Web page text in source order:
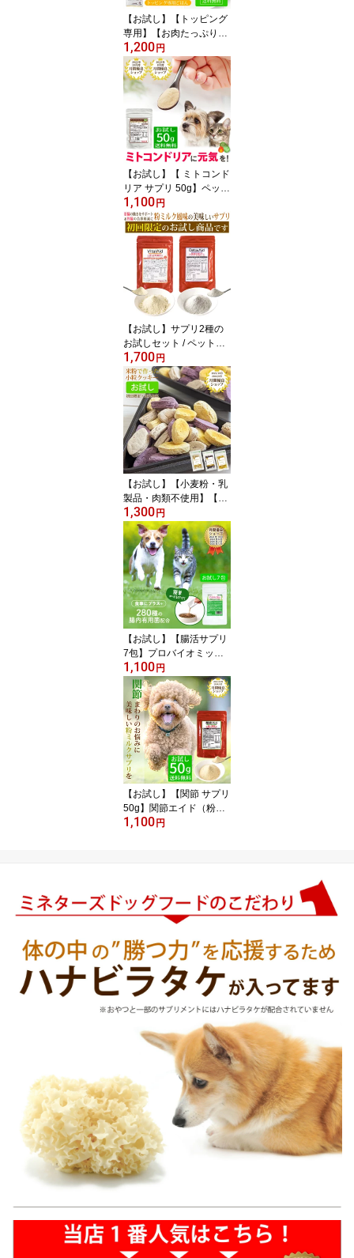
食 非常食 レトルト 健康
ごはん
【お試し】【トッピング
専用】【お肉たっぷりご
はん】ごちそう・デリ
（ウエットフード）ドッ
グフードドックフード ト
ッピング ちょい足し ご
ほうび 偏食 国産 無添加
犬ごはん シニア犬 高齢
犬 老犬 ドッグフード お
試し 健康ごはん 保存食
非常食 ハナビラタケ モ
リンガ
1,200 円
【お試し】【 ミトコンド
リア サプリ 50g】ペット
のライスベリー（粉ミル
クサプリ）犬 猫 サプリ
メント 国産 シニア犬 シ
ニア猫 高齢犬 高齢猫 エ
ネルギー 元気がない 病
中病後 栄養補給 健康維
持 ふりかけ ペットサプ
リ 犬用サプリ 猫用サプ
リ 水分補給 熱中症対策
1,100 円
【お試し】サプリ2種の
お試しセット / ペットサ
プリ 高齢犬 ドックフー
ド シニア ドッグフード
お試し 犬 猫 肝臓 腎臓ケ
ア 筋肉 免疫 犬のサプリ
メント 猫用サプリ ハナ
ビラタケ バイタルエイド
デトックスエイド 人気
初回限定 送料無料 メー
ル便 ※1世帯1回限り1個
まで
1,700 円
【お試し】【小麦粉・乳
製品・肉類不使用】【ア
レルギーに配慮】【50g×
3個】お米のクッキー
（おやつ）犬 トリーツ
犬用クッキー 米粉おやつ
グルテンフリー アレルギ
ー対応 ご褒美 プレゼン
ト 国産 無添加 小麦不使
用 乳製品不使用 肉類不
使用 しつけ 低アレルギ
ー
1,300 円
【お試し】【腸活サプリ
7包】プロバイオミック
ス（粉末サプリ）犬 猫
サプリメント 腸内環境
プロバイオティクス サプ
リ 軟便 下痢 腸活 涙やけ
腸内フローラ アトピー
アレルギー 善玉菌 免疫
力 国産 シニア犬 シニア
猫 高齢犬 高齢猫 ペット
サプリ
1,100 円
【お試し】【関節 サプリ
50g】関節エイド（粉ミ
ルクサプリ）犬 猫 サプ
かけ 鶏冠抽出物 グルコ
サミン コンドロイチン M
SM 犬用サプリ 猫用サプ
対策
1,100 円